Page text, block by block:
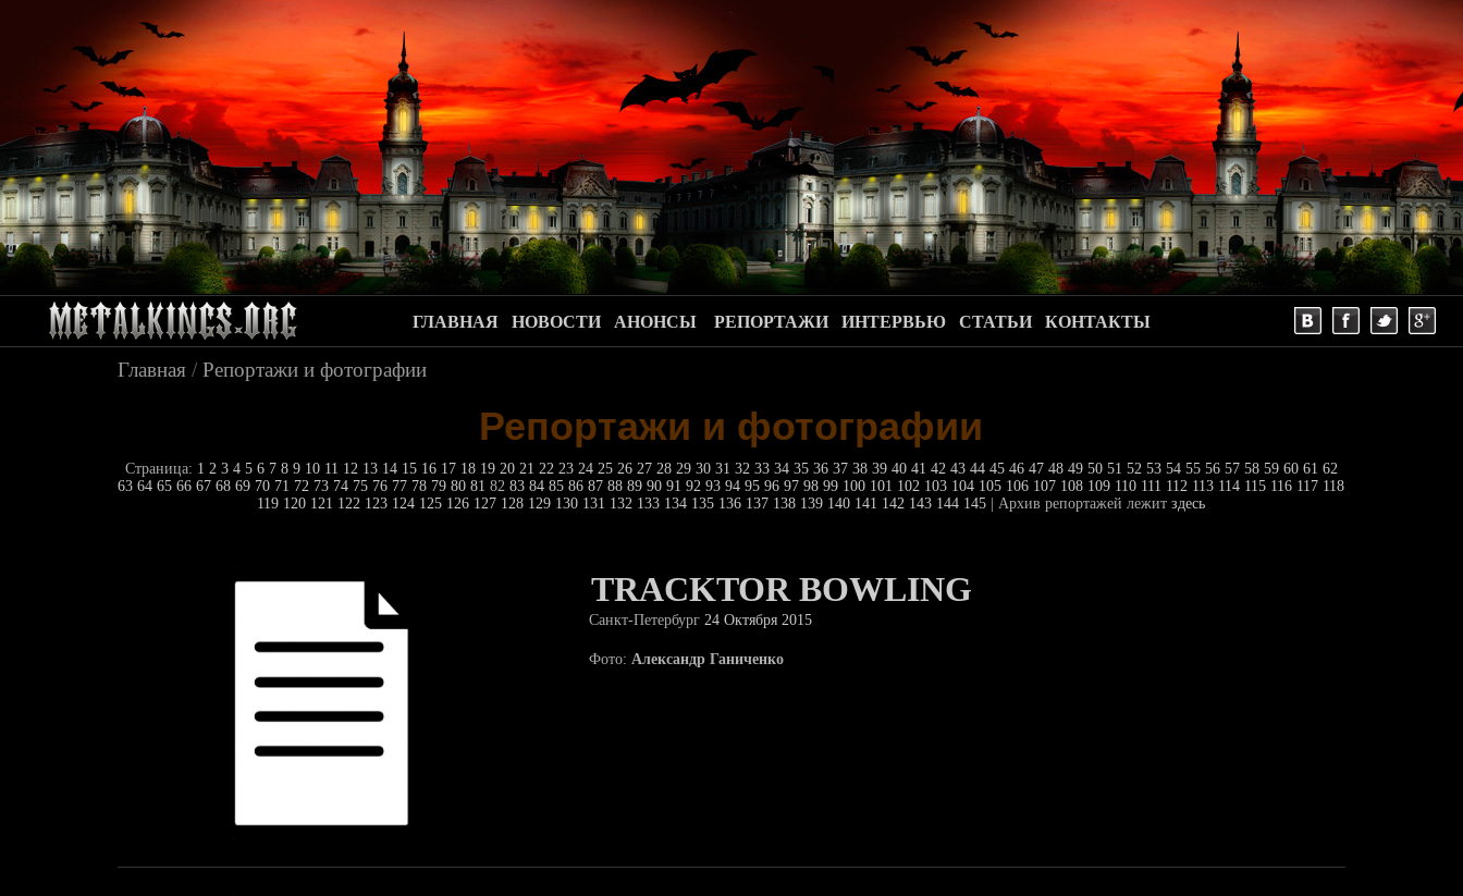
.
ГЛАВНАЯ НОВОСТИ АНОНСЫ РЕПОРТАЖИ ИНТЕРВЬЮ СТАТЬИ КОНТАКТЫ
Главная/ Репортажи и фотографии
Репортажи и фотографии
Страница: 1 2 3 4 5 6 7 8 9 10 11 12 13 14 15 16 17 18 19 20 21 22 23 24 25 26 27 28 29 30 31 32 33 34 35 36 37 38 39 40 41 42 43 44 45 46 47 48 49 50 51 52 53 54 55 56 57 58 59 60 61 62
63646566676869 70 71 72 73 74 75 76 77 78 798081828384858687888990919293949596979899 100 101 102 103 104 105 106 107 108 109 110 111 112 113 114 115 116 117 118
119 120 121 122 123 124 125 126 127 128 129 130 131 132 133 134 135 136 137 138 139 140 141 142 143 144 145 | Архив репортажей лежитздесь
TRACKTOR BOWLING
Санкт-Петербург 24 Октября 2015
Фото: Александр Ганиченко